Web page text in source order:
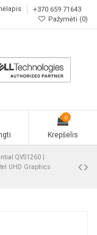
+370 659 71643
Pažymėti (0)
0
Krepšelis
QVS1260 |
UHD Graphics